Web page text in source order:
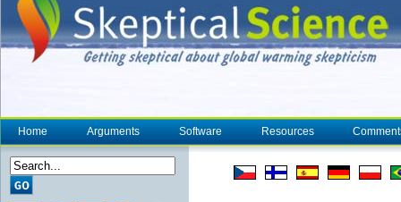
Home Arguments Software Resources